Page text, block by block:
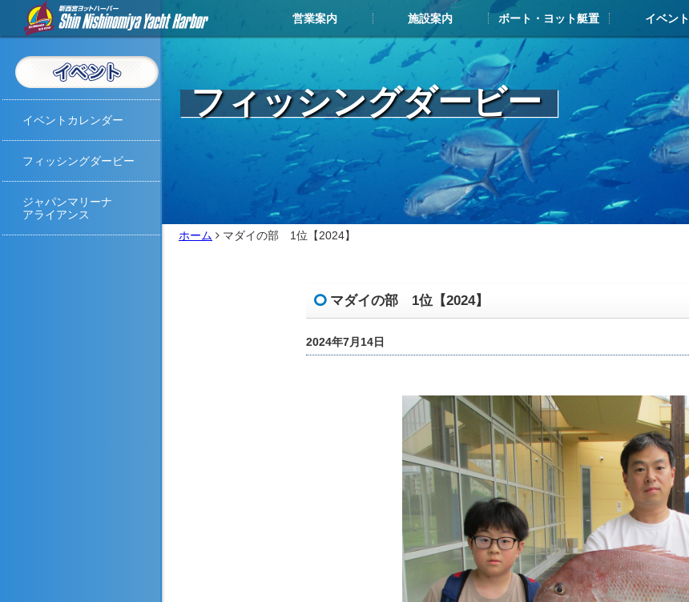
営業案内 施設案内
施設案内TOP
施設案内 艇置・給油メンテナンス施設
レストラン・カフェ
マリンショップ
その他ヨットハーバー内施設
ボート・ヨット展示艇情報
ボート・ヨット艇置
お申込み・搬入の流れ
艇置料金
解約について
メンテナンスについて
よくある質問
イベント
フィッシングダービー
ホーム マダイの部 1位【2024】
マダイの部 1位【2024】
2024年7月14日
イベントカレンダー
フィッシングダービー
ジャパンマリーナ
アライアンス